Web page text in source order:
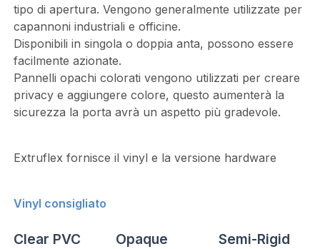
tipo di apertura. Vengono generalmente utilizzate per
capannoni industriali e officine.
Disponibili in singola o doppia anta, possono essere
facilmente azionate.
Pannelli opachi colorati vengono utilizzati per creare
privacy e aggiungere colore, questo aumenterà la
sicurezza la porta avrà un aspetto più gradevole.
Extruflex fornisce il vinyl e la versione hardware
Vinyl consigliato
Clear PVC
Opaque
Semi-Rigid